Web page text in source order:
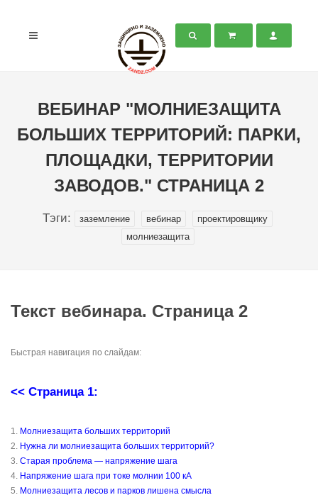
ВЕБИНАР "МОЛНИЕЗАЩИТА
БОЛЬШИХ ТЕРРИТОРИЙ: ПАРКИ,
ПЛОЩАДКИ, ТЕРРИТОРИИ
ЗАВОДОВ." СТРАНИЦА 2
Тэги: заземление вебинар
проектировщику
молниезащита
Текст вебинара. Страница 2
Быстрая навигация по слайдам:
<< Страница 1:
1. Молниезащита больших территорий
2. Нужна ли молниезащита больших территорий?
3. Старая проблема — напряжение шага
4. Напряжение шага при токе молнии 100 кА
5. Молниезащита лесов и парков лишена смысла